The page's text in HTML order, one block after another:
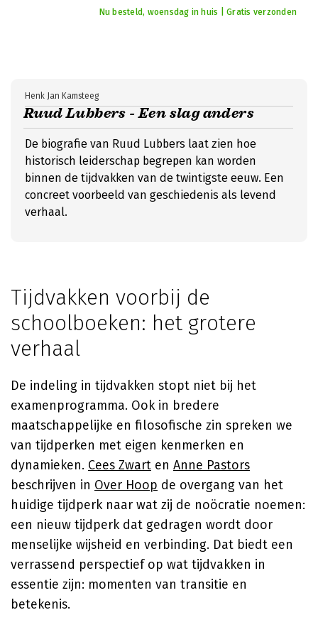
Nu besteld, woensdag in huis | Gratis verzonden
Ruud Lubbers - Een slag anders
Henk Jan Kamsteeg
De biografie van Ruud Lubbers laat zien hoe
historisch leiderschap begrepen kan worden
binnen de tijdvakken van de twintigste eeuw. Een
concreet voorbeeld van geschiedenis als levend
verhaal.
Tijdvakken voorbij de
schoolboeken: het grotere
verhaal
De indeling in tijdvakken stopt niet bij het
examenprogramma. Ook in bredere
maatschappelijke en filosofische zin spreken we
van tijdperken met eigen kenmerken en
dynamieken. Cees Zwart en Anne Pastors
beschrijven in Over Hoop de overgang van het
huidige tijdperk naar wat zij de noöcratie noemen:
een nieuw tijdperk dat gedragen wordt door
menselijke wijsheid en verbinding. Dat biedt een
verrassend perspectief op wat tijdvakken in
essentie zijn: momenten van transitie en
betekenis.